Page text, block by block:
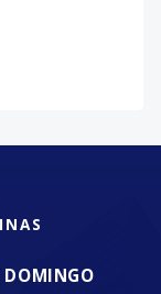
DOMINGO